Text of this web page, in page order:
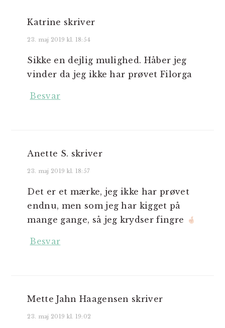
Katrine skriver
23. maj 2019 kl. 18:54
Sikke en dejlig mulighed. Håber jeg
vinder da jeg ikke har prøvet Filorga
Besvar
Anette S. skriver
23. maj 2019 kl. 18:57
Det er et mærke, jeg ikke har prøvet
endnu, men som jeg har kigget på
mange gange, så jeg krydser fingre
Besvar
Mette Jahn Haagensen skriver
23. maj 2019 kl. 19:02